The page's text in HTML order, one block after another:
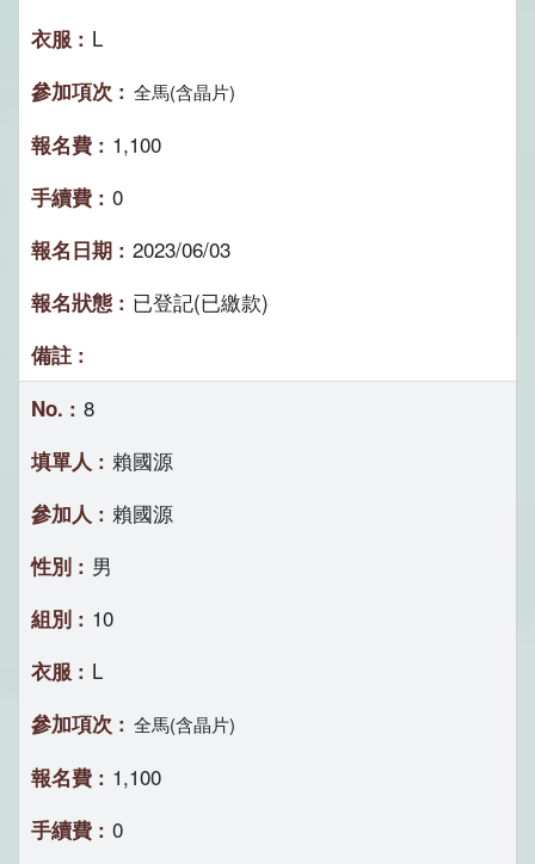
L
全馬(含晶片)
1,100
0
2023/06/03
已登記(已繳款)
8
賴國源
賴國源
男
10
L
全馬(含晶片)
1,100
0